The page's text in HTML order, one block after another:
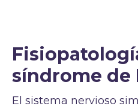
síndrome de
El sistema nervioso